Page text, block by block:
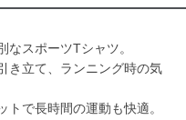
スポーツTシャツ。
き立て、ランニング時の気
で長時間の運動も快適。